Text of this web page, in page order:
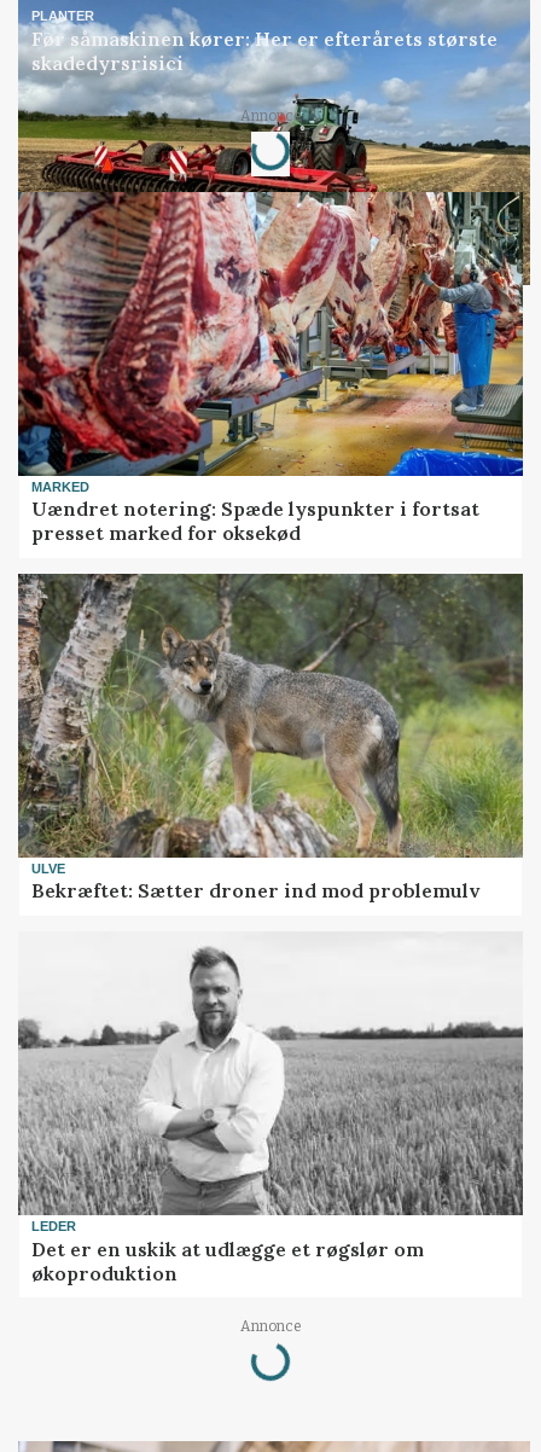
PLANTER
Før såmaskinen kører: Her er efterårets største
skadedyrsrisici
Annonce
Loading...
MARKED
Uændret notering: Spæde lyspunkter i fortsat
presset marked for oksekød
ULVE
Bekræftet: Sætter droner ind mod problemulv
LEDER
Det er en uskik at udlægge et røgslør om
økoproduktion
Annonce
Loading...